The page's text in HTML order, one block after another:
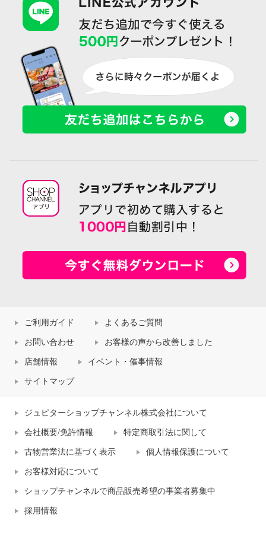
ご利用ガイド よくあるご質問
お問い合わせ お客様の声から改善しました
店舗情報 イベント・催事情報
サイトマップ
ジュピターショップチャンネル株式会社について
会社概要/免許情報 特定商取引法に関して
古物営業法に基づく表示 個人情報保護について
お客様対応について
ショップチャンネルで商品販売希望の事業者募集中
採用情報